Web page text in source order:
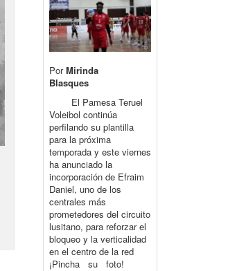
PorMirinda
Blasques
El Pamesa Teruel
Voleibol continúa
perfilando su plantilla
para la próxima
temporada y este viernes
ha anunciado la
incorporación de Efraim
Daniel, uno de los
centrales más
prometedores del circuito
lusitano, para reforzar el
bloqueo y la verticalidad
en el centro de la red
¡Pincha su foto!